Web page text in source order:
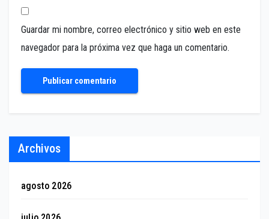
Guardar mi nombre, correo electrónico y sitio web en este
navegador para la próxima vez que haga un comentario.
Archivos
agosto 2026